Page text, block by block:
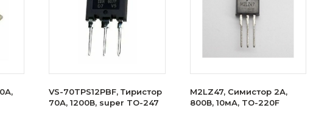
VS-70TPS12PBF, Тиристор
70А, 1200В, super TO-247
M2LZ47, Симистор 2А,
800В, 10мА, TO-220F